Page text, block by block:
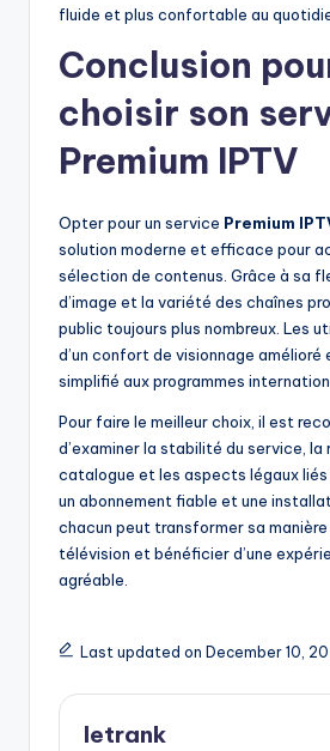
fluide et plus confortable au
Conclusion
choisir son
Premium IPTV
Opter pour un service Premium
solution moderne et efficace pour
sélection de contenus. Grâce à sa
d’image et la variété des chaînes
public toujours plus nombreux. Les
d’un confort de visionnage amélioré
simplifié aux programmes
Pour faire le meilleur choix, il est
d’examiner la stabilité du service, la
catalogue et les aspects légaux liés
un abonnement fiable et une
chacun peut transformer sa
télévision et bénéficier d’une
agréable.
Last updated on December 10,
letrank